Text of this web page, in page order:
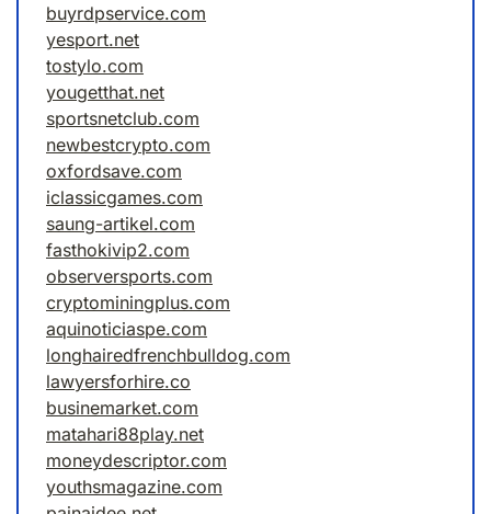
buyrdpservice.com
yesport.net
tostylo.com
yougetthat.net
sportsnetclub.com
newbestcrypto.com
oxfordsave.com
iclassicgames.com
saung-artikel.com
fasthokivip2.com
observersports.com
cryptominingplus.com
aquinoticiaspe.com
longhairedfrenchbulldog.com
lawyersforhire.co
businemarket.com
matahari88play.net
moneydescriptor.com
youthsmagazine.com